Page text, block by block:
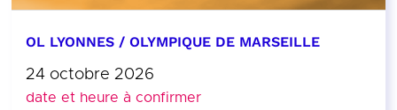
OL LYONNES / OLYMPIQUE DE MARSEILLE
24 octobre 2026
date et heure à confirmer